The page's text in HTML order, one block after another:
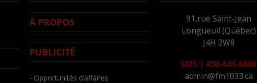
À PROPOS
PUBLICITÉ
- Opportunités d’affaires
91,rue Saint-Jean
Longueuil (Québec)
J4H 2W8
SMS | 450-646-6800
admin@fm1033.ca